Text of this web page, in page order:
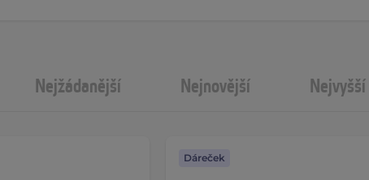
Nejžádanější Nejnovější
Dáreček